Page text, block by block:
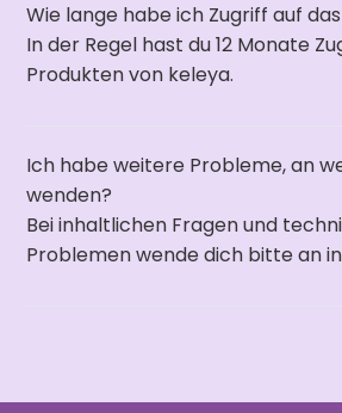
Wie lange habe ich Zugriff auf
In der Regel hast du 12 Monate
Produkten von keleya.
Ich habe weitere Probleme, an
wenden?
Bei inhaltlichen Fragen und
Problemen wende dich bitte an